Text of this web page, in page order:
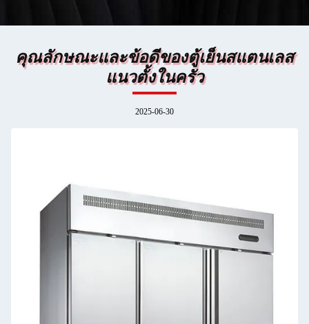
คุณลักษณะและข้อดีของตู้เย็นสแตนเลส
แนวตั้งในครัว
2025-06-30